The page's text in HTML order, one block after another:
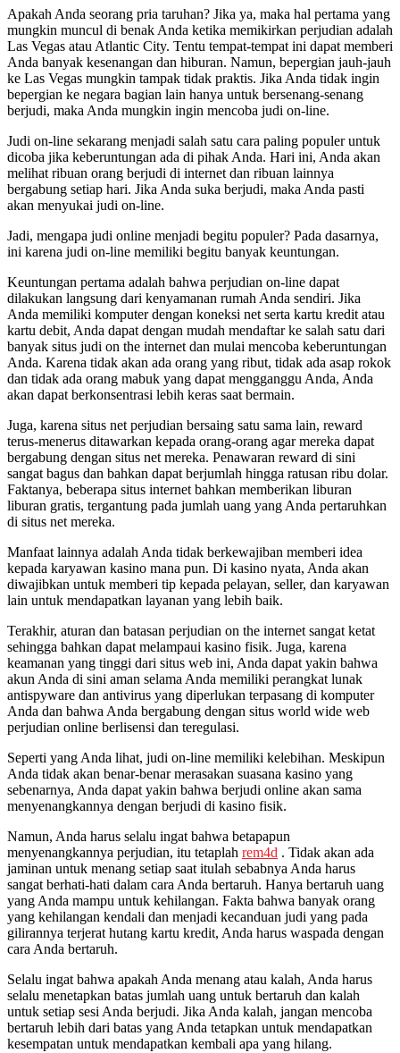
Apakah Anda seorang pria taruhan? Jika ya, maka hal pertama yang
mungkin muncul di benak Anda ketika memikirkan perjudian adalah
Las Vegas atau Atlantic City. Tentu tempat-tempat ini dapat memberi
Anda banyak kesenangan dan hiburan. Namun, bepergian jauh-jauh
ke Las Vegas mungkin tampak tidak praktis. Jika Anda tidak ingin
bepergian ke negara bagian lain hanya untuk bersenang-senang
berjudi, maka Anda mungkin ingin mencoba judi on-line.
Judi on-line sekarang menjadi salah satu cara paling populer untuk
dicoba jika keberuntungan ada di pihak Anda. Hari ini, Anda akan
melihat ribuan orang berjudi di internet dan ribuan lainnya
bergabung setiap hari. Jika Anda suka berjudi, maka Anda pasti
akan menyukai judi on-line.
Jadi, mengapa judi online menjadi begitu populer? Pada dasarnya,
ini karena judi on-line memiliki begitu banyak keuntungan.
Keuntungan pertama adalah bahwa perjudian on-line dapat
dilakukan langsung dari kenyamanan rumah Anda sendiri. Jika
Anda memiliki komputer dengan koneksi net serta kartu kredit atau
kartu debit, Anda dapat dengan mudah mendaftar ke salah satu dari
banyak situs judi on the internet dan mulai mencoba keberuntungan
Anda. Karena tidak akan ada orang yang ribut, tidak ada asap rokok
dan tidak ada orang mabuk yang dapat mengganggu Anda, Anda
akan dapat berkonsentrasi lebih keras saat bermain.
Juga, karena situs net perjudian bersaing satu sama lain, reward
terus-menerus ditawarkan kepada orang-orang agar mereka dapat
bergabung dengan situs net mereka. Penawaran reward di sini
sangat bagus dan bahkan dapat berjumlah hingga ratusan ribu dolar.
Faktanya, beberapa situs internet bahkan memberikan liburan
liburan gratis, tergantung pada jumlah uang yang Anda pertaruhkan
di situs net mereka.
Manfaat lainnya adalah Anda tidak berkewajiban memberi idea
kepada karyawan kasino mana pun. Di kasino nyata, Anda akan
diwajibkan untuk memberi tip kepada pelayan, seller, dan karyawan
lain untuk mendapatkan layanan yang lebih baik.
Terakhir, aturan dan batasan perjudian on the internet sangat ketat
sehingga bahkan dapat melampaui kasino fisik. Juga, karena
keamanan yang tinggi dari situs web ini, Anda dapat yakin bahwa
akun Anda di sini aman selama Anda memiliki perangkat lunak
antispyware dan antivirus yang diperlukan terpasang di komputer
Anda dan bahwa Anda bergabung dengan situs world wide web
perjudian online berlisensi dan teregulasi.
Seperti yang Anda lihat, judi on-line memiliki kelebihan. Meskipun
Anda tidak akan benar-benar merasakan suasana kasino yang
sebenarnya, Anda dapat yakin bahwa berjudi online akan sama
menyenangkannya dengan berjudi di kasino fisik.
Namun, Anda harus selalu ingat bahwa betapapun
menyenangkannya perjudian, itu tetaplah rem4d . Tidak akan ada
jaminan untuk menang setiap saat itulah sebabnya Anda harus
sangat berhati-hati dalam cara Anda bertaruh. Hanya bertaruh uang
yang Anda mampu untuk kehilangan. Fakta bahwa banyak orang
yang kehilangan kendali dan menjadi kecanduan judi yang pada
gilirannya terjerat hutang kartu kredit, Anda harus waspada dengan
cara Anda bertaruh.
Selalu ingat bahwa apakah Anda menang atau kalah, Anda harus
selalu menetapkan batas jumlah uang untuk bertaruh dan kalah
untuk setiap sesi Anda berjudi. Jika Anda kalah, jangan mencoba
bertaruh lebih dari batas yang Anda tetapkan untuk mendapatkan
kesempatan untuk mendapatkan kembali apa yang hilang.